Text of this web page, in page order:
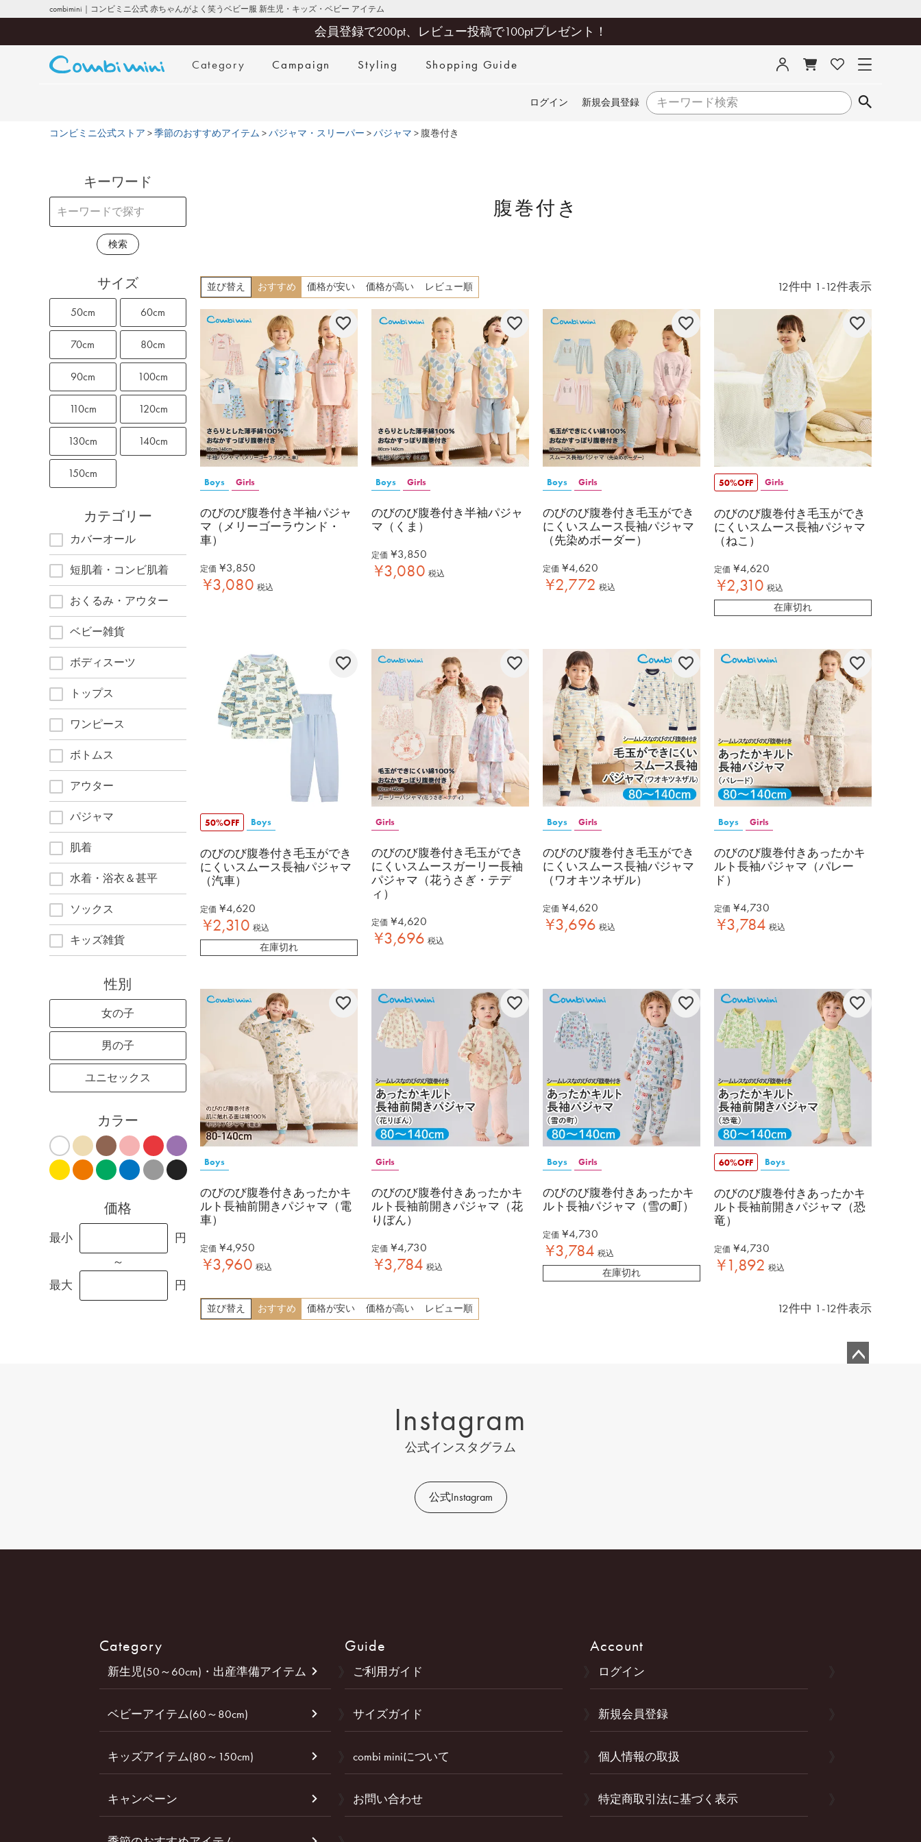
combimini｜コンビミニ公式 赤ちゃんがよく笑うベビー服 新生児・キッズ・ベビー アイテム
会員登録で200pt、レビュー投稿で100ptプレゼント！
Category Campaign Styling Shopping Guide
ログイン 新規会員登録
検索
コンビミニ公式ストア 季節のおすすめアイテム パジャマ・スリーパー パジャマ 腹巻付き
キーワード
検索
サイズ
50cm 60cm
70cm 80cm
90cm 100cm
110cm 120cm
130cm 140cm
150cm
カテゴリー
カバーオール
短肌着・コンビ肌着
おくるみ・アウター
ベビー雑貨
ボディスーツ
トップス
ワンピース
ボトムス
アウター
パジャマ
肌着
水着・浴衣＆甚平
ソックス
キッズ雑貨
性別
女の子
男の子
ユニセックス
カラー
価格
最小
円
～
最大
円
腹巻付き
並び替え おすすめ 価格が安い 価格が高い レビュー順 12件中 1 -12件表示
Boys Girls
のびのび腹巻付き半袖パジャ
マ（メリーゴーラウンド・
車）
定価 ¥3,850
¥3,080 税込
Boys Girls
のびのび腹巻付き半袖パジャ
マ（くま）
定価 ¥3,850
¥3,080 税込
Boys Girls
のびのび腹巻付き毛玉ができ
にくいスムース長袖パジャマ
（先染めボーダー）
定価 ¥4,620
¥2,772 税込
50%OFF Girls
のびのび腹巻付き毛玉ができ
にくいスムース長袖パジャマ
（ねこ）
定価 ¥4,620
¥2,310 税込
在庫切れ
50%OFF Boys
のびのび腹巻付き毛玉ができ
にくいスムース長袖パジャマ
（汽車）
定価 ¥4,620
¥2,310 税込
在庫切れ
Girls
のびのび腹巻付き毛玉ができ
にくいスムースガーリー長袖
パジャマ（花うさぎ・テデ
ィ）
定価 ¥4,620
¥3,696 税込
Boys Girls
のびのび腹巻付き毛玉ができ
にくいスムース長袖パジャマ
（ワオキツネザル）
定価 ¥4,620
¥3,696 税込
Boys Girls
のびのび腹巻付きあったかキ
ルト長袖パジャマ（パレー
ド）
定価 ¥4,730
¥3,784 税込
Boys
のびのび腹巻付きあったかキ
ルト長袖前開きパジャマ（電
車）
定価 ¥4,950
¥3,960 税込
Girls
のびのび腹巻付きあったかキ
ルト長袖前開きパジャマ（花
りぼん）
定価 ¥4,730
¥3,784 税込
Boys Girls
のびのび腹巻付きあったかキ
ルト長袖パジャマ（雪の町）
定価 ¥4,730
¥3,784 税込
在庫切れ
60%OFF Boys
のびのび腹巻付きあったかキ
ルト長袖前開きパジャマ（恐
竜）
定価 ¥4,730
¥1,892 税込
並び替え おすすめ 価格が安い 価格が高い レビュー順 12件中 1 -12件表示
Instagram
公式インスタグラム
公式Instagram
Category
新生児(50～60cm)・出産準備アイテム
ベビーアイテム(60～80cm)
キッズアイテム(80～150cm)
キャンペーン
Guide
ご利用ガイド
サイズガイド
combi miniについて
お問い合わせ
Account
ログイン
新規会員登録
個人情報の取扱
特定商取引法に基づく表示